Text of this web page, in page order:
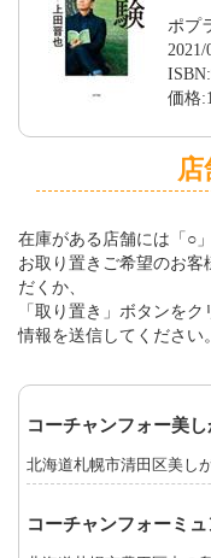
ポプ
価格
在庫がある店舗には「○
お取り置きご希望のお客
だくか、
「取り置き」ボタンを
情報を送信してください。
コーチャンフォー美
北海道札幌市清田区美し
コーチャンフォーミ